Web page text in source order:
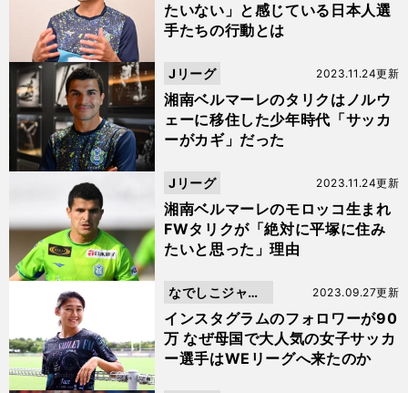
たいない」と感じている日本人選
手たちの行動とは
湘南ベルマーレのタリクはノルウ
ェーに移住した少年時代「サッカ
ーがカギ」だった
2023.11.24更新
Jリーグ
湘南ベルマーレのモロッコ生まれ
FWタリクが「絶対に平塚に住み
たいと思った」理由
2023.11.24更新
Jリーグ
インスタグラムのフォロワーが90
万 なぜ母国で大人気の女子サッカ
ー選手はWEリーグへ来たのか
2023.09.27更新
なでしこジャパ
ン